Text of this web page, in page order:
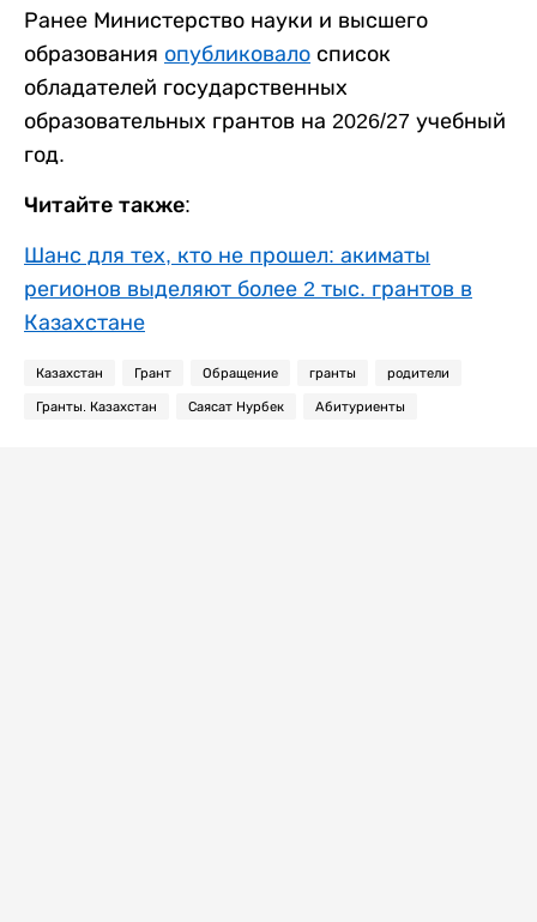
Ранее Министерство науки и высшего
образования опубликовало список
обладателей государственных
образовательных грантов на 2026/27 учебный
год.
Читайте также:
Шанс для тех, кто не прошел: акиматы
регионов выделяют более 2 тыс. грантов в
Казахстане
Казахстан Грант Обращение гранты родители
Гранты. Казахстан Саясат Нурбек Абитуриенты